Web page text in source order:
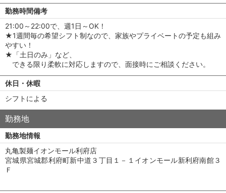
勤務時間備考
21:00～22:00で、週1日～OK！
★1週間毎の希望シフト制なので、家族やプライベートの予定も組み
やすい！
★「土日のみ」など、
できる限り柔軟に対応しますので、面接時にご相談ください。
休日・休暇
シフトによる
勤務地
勤務地情報
丸亀製麺イオンモール利府店
宮城県宮城郡利府町新中道３丁目１－１イオンモール新利府南館３
Ｆ